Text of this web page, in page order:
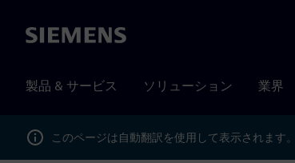
Siemens
製品 & サービス ソリューション 業界
このページは自動翻訳を使用して表示されます。